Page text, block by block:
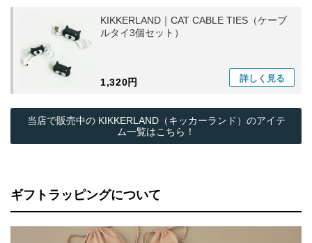
KIKKERLAND｜CAT CABLE TIES（ケーブ
ルタイ3個セット）
1,320円 詳しく 見る
当店で販売中の KIKKERLAND（キッカーランド）のアイテ
ム一覧はこちら！
ギフトラッピングについて